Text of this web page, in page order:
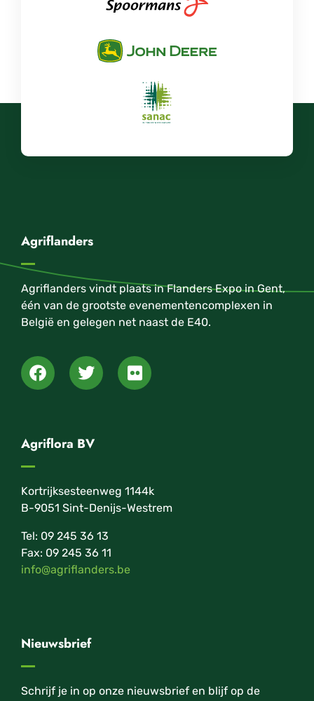
Agriflanders
Agriflanders vindt plaats in Flanders Expo in Gent,
één van de grootste evenementencomplexen in
België en gelegen net naast de E40.
Agriflora BV
Kortrijksesteenweg 1144k
B-9051 Sint-Denijs-Westrem
Tel: 09 245 36 13
Fax: 09 245 36 11
info@agriflanders.be
Nieuwsbrief
Schrijf je in op onze nieuwsbrief en blijf op de